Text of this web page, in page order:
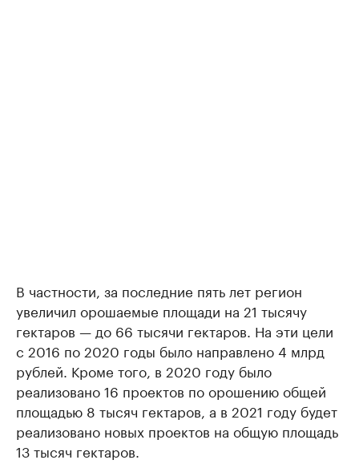
В частности, за последние пять лет регион
увеличил орошаемые площади на 21 тысячу
гектаров — до 66 тысячи гектаров. На эти цели
с 2016 по 2020 годы было направлено 4 млрд
рублей. Кроме того, в 2020 году было
реализовано 16 проектов по орошению общей
площадью 8 тысяч гектаров, а в 2021 году будет
реализовано новых проектов на общую площадь
13 тысяч гектаров.